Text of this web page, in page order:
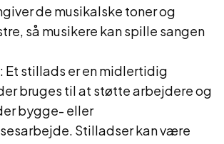
de musikalske toner og
så musikere kan spille sangen
stillads er en midlertidig
bruges til at støtte arbejdere og
bygge- eller
Stilladser kan være